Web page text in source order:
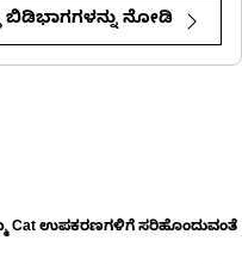
ಬಿಡಿಭಾಗಗಳನ್ನು ನೋಡಿ
ಉಪಕರಣಗಳಿಗೆ ಸರಿಹೊಂದುವಂತೆ